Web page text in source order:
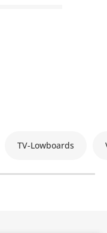
TV-Lowboards